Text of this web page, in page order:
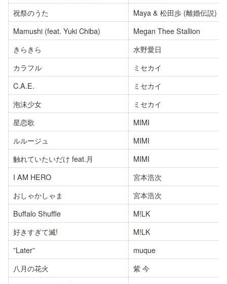
祝祭のうた
Maya & 松田歩 (離婚伝説)
Mamushi (feat. Yuki Chiba)
Megan Thee Stallion
きらきら
水野愛日
カラフル
ミセカイ
C.A.E.
ミセカイ
泡沫少女
ミセカイ
星恋歌
MIMI
ルルージュ
MIMI
触れていたいだけ feat.月
MIMI
I AM HERO
宮本浩次
おしゃかしゃま
宮本浩次
Buffalo Shuffle
M!LK
好きすぎて滅!
M!LK
”Later”
muque
八月の花火
紫 今